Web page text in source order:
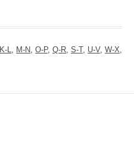
K-L, M-N, O-P, Q-R, S-T, U-V, W-X,